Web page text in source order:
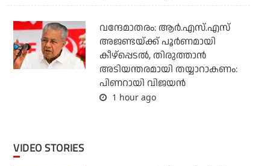
വന്ദേമാതരം: ആര്‍.എസ്.എസ്
അജണ്ടയ്ക്ക് പൂര്‍ണമായി
കീഴ്‌പ്പെടല്‍, തിരുത്താന്‍
അടിയന്തരമായി തയ്യാറാകണം:
പിണറായി വിജയന്‍
1 hour ago
VIDEO STORIES